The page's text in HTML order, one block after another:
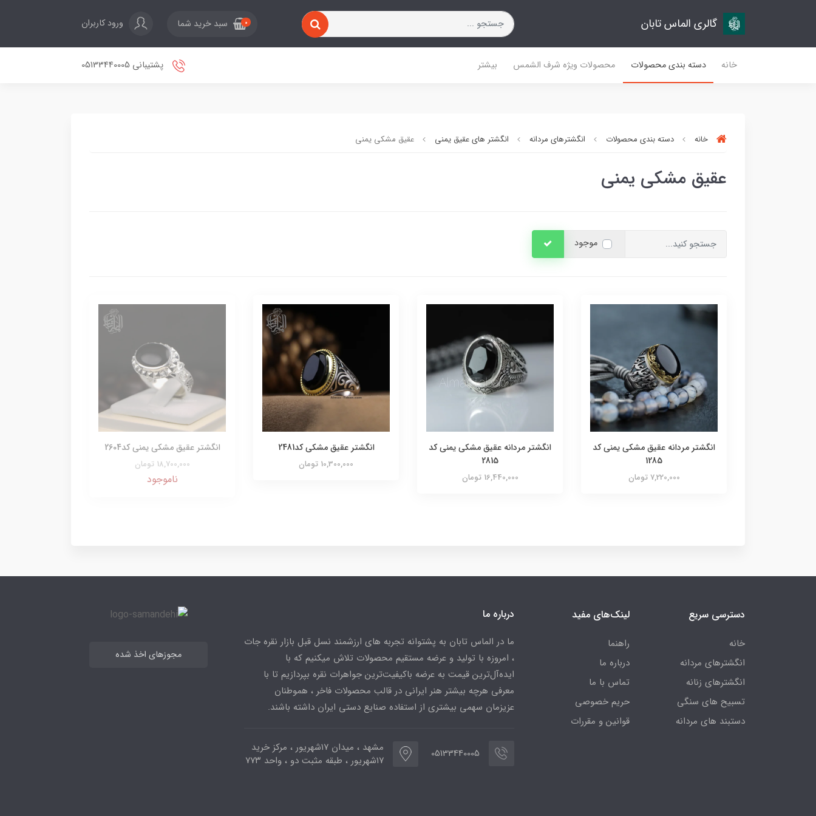
گالری الماس تابان 0 سبد خرید شما ورود کاربران
خانه دسته بندی محصولات محصولات ویژه شرف الشمس بیشتر پشتیبانی 05133440005
خانه دسته بندی محصولات انگشترهای مردانه انگشتر های عقیق یمنی عقیق مشکی یمنی
عقیق مشکی یمنی
موجود
انگشتر مردانه عقیق مشکی یمنی کد
1285
7,220,000 تومان
انگشتر مردانه عقیق مشکی یمنی کد
2815
16,440,000 تومان
انگشتر عقیق مشکی کد2481
10,300,000 تومان
انگشتر عقیق مشکی یمنی کد2604
18,700,000 تومان
ناموجود
دسترسی سریع
خانه
انگشترهای مردانه
انگشترهای زنانه
تسبیح های سنگی
دستبند های مردانه
لینک‌های مفید
راهنما
درباره ما
تماس با ما
حریم خصوصی
قوانین و مقررات
درباره ما
ما در الماس تابان به پشتوانه تجربه های ارزشمند نسل قبل بازار نقره جات
، امروزه با تولید و عرضه مستقیم محصولات تلاش میکنیم که با
ایده‌آل‌ترین قیمت به عرضه باکیفیت‌ترین جواهرات نقره بپردازیم تا با
معرفی هرچه بیشتر هنر ایرانی در قالب محصولات فاخر ، هموطنان
عزیزمان سهمی بیشتری از استفاده صنایع دستی ایران داشته باشند.
05133440005
مشهد ، میدان ۱۷شهریور ، مرکز خرید
۱۷شهریور ، طبقه مثبت دو ، واحد ۷۷۳
مجوزهای اخذ شده